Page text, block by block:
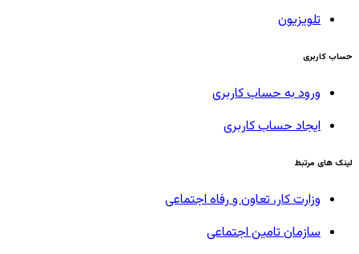
تلویزیون
حساب کاربری
ورود به حساب کاربری
ایجاد حساب کاربری
لینک های مرتبط
وزارت کار، تعاون و رفاه اجتماعی
سازمان تامین اجتماعی